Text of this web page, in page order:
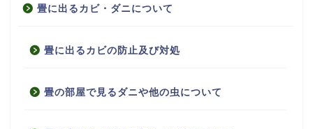
畳に出るカビ・ダニについて
畳に出るカビの防止及び対処
畳の部屋で見るダニや他の虫について